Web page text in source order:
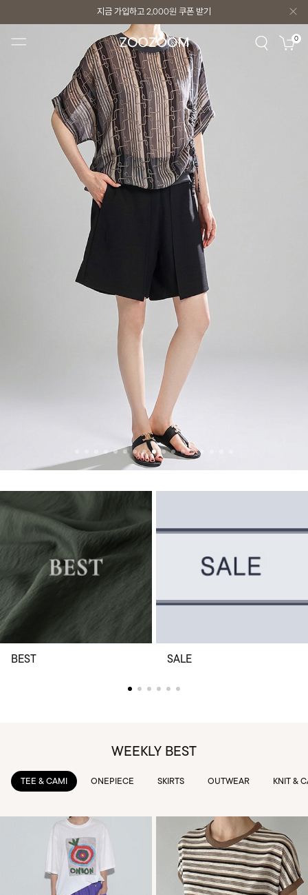
지금 가입하고 2,000원 쿠폰 받기
지금 가입하고 2,000원쿠폰 받기 0
BEST SALE
WEEKLY BEST
TEE & CAMI ONEPIECE SKIRTS OUTWEAR KNIT &